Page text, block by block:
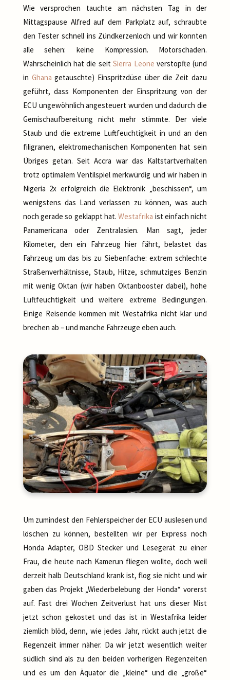
Wie versprochen tauchte am nächsten Tag in der
Mittagspause Alfred auf dem Parkplatz auf, schraubte
den Tester schnell ins Zündkerzenloch und wir konnten
alle sehen: keine Kompression. Motorschaden.
Wahrscheinlich hat die seitSierra Leone verstopfte (und
in Ghana getauschte) Einspritzdüse über die Zeit dazu
geführt, dass Komponenten der Einspritzung von der
ECU ungewöhnlich angesteuert wurden und dadurch die
Gemischaufbereitung nicht mehr stimmte. Der viele
Staub und die extreme Luftfeuchtigkeit in und an den
filigranen, elektromechanischen Komponenten hat sein
Übriges getan. Seit Accra war das Kaltstartverhalten
trotz optimalem Ventilspiel merkwürdig und wir haben in
Nigeria 2x erfolgreich die Elektronik „beschissen“, um
wenigstens das Land verlassen zu können, was auch
noch gerade so geklappt hat.Westafrika ist einfach nicht
Panamericana oder Zentralasien. Man sagt, jeder
Kilometer, den ein Fahrzeug hier fährt, belastet das
Fahrzeug um das bis zu Siebenfache: extrem schlechte
Straßenverhältnisse, Staub, Hitze, schmutziges Benzin
mit wenig Oktan (wir haben Oktanbooster dabei), hohe
Luftfeuchtigkeit und weitere extreme Bedingungen.
Einige Reisende kommen mit Westafrika nicht klar und
brechen ab – und manche Fahrzeuge eben auch.
Um zumindest den Fehlerspeicher der ECU auslesen und
löschen zu können, bestellten wir per Express noch
Honda Adapter, OBD Stecker und Lesegerät zu einer
Frau, die heute nach Kamerun fliegen wollte, doch weil
derzeit halb Deutschland krank ist, flog sie nicht und wir
gaben das Projekt „Wiederbelebung der Honda“ vorerst
auf. Fast drei Wochen Zeitverlust hat uns dieser Mist
jetzt schon gekostet und das ist in Westafrika leider
ziemlich blöd, denn, wie jedes Jahr, rückt auch jetzt die
Regenzeit immer näher. Da wir jetzt wesentlich weiter
südlich sind als zu den beiden vorherigen Regenzeiten
und es um den Äquator die „kleine“ und die „große“